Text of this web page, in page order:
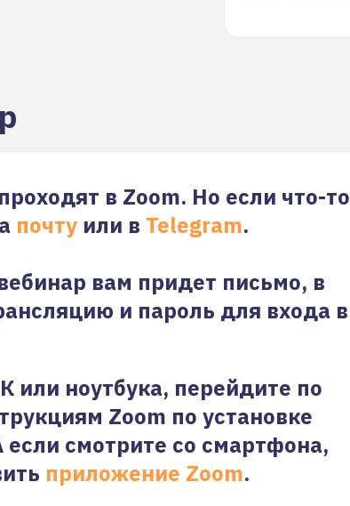
в Zoom. Но если что-то
почту или в Telegram.
вам придет письмо, в
и пароль для входа в
или ноутбука, перейдите по
Zoom по установке
смотрите со смартфона,
приложение Zoom.